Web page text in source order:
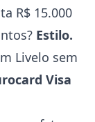
R$ 15.000
Estilo.
Livelo sem
Visa